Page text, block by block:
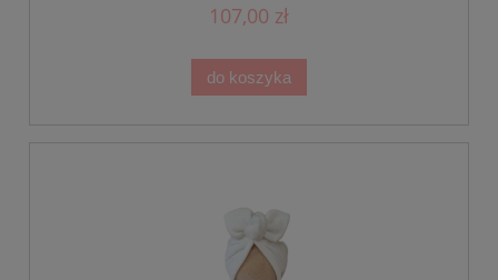
107,00 zł
do koszyka